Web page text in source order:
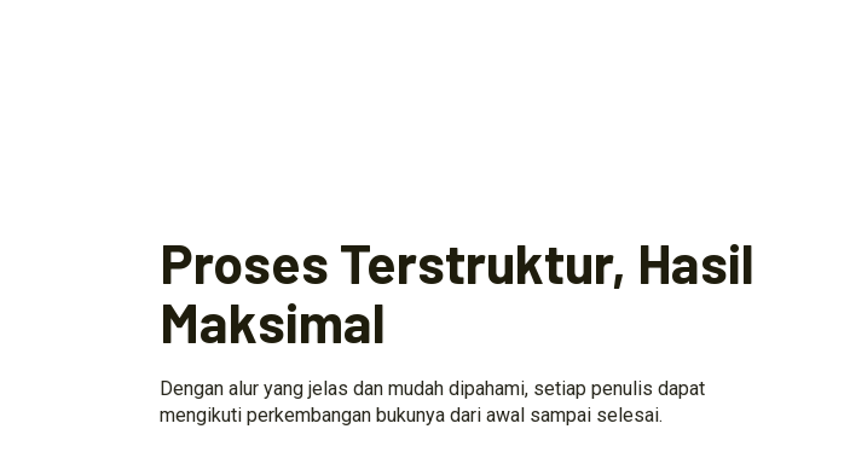
Proses Terstruktur, Hasil
Maksimal
Dengan alur yang jelas dan mudah dipahami, setiap penulis dapat
mengikuti perkembangan bukunya dari awal sampai selesai.